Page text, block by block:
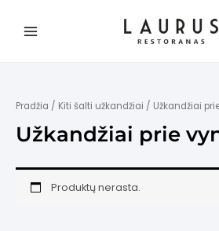
turinioMain
Pradžia / Kiti šalti užkandžiai / Užkandžiai
Užkandžiai prie
Produktų nerasta.